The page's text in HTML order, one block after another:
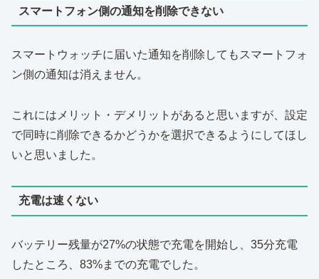
スマートフォン側の通知を削除できない
スマートウォッチに届いた通知を削除してもスマートフォ
ン側の通知は消えません。
これにはメリット・デメリットがあると思いますが、設定
で同時に削除できるかどうかを選択できるようにしてほし
いと思いました。
充電は速くない
バッテリー残量が27%の状態で充電を開始し、35分充電
したところ、83%までの充電でした。